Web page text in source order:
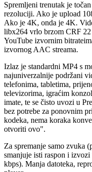
Spremljeni trenutak je
rezoluciji. Ako je upload
Ako je 4K, onda je 4K.
libx264 vrlo brzom CRF
YouTube izvornim
izvornog AAC streama.
Izlaz je standardni MP4 s
najuniverzalnije podržani
telefonima, tabletima,
televizorima, igraćim
imate, te se čisto uvozi u
bez potrebe za ponovnim
kodeka, nema koraka
otvoriti ovo".
Za spremanje samo zvuka
smanjuje isti raspon i
kbps). Manja datoteka,